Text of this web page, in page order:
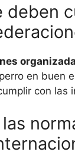
deben
en buen
con las